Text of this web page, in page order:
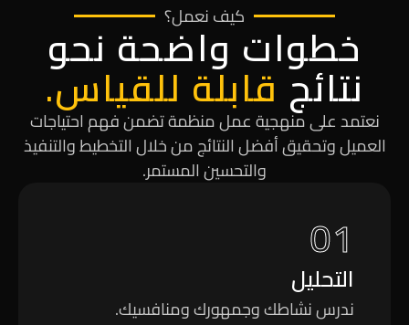
كيف نعمل؟
خطوات واضحة نحو
نتائج قابلة للقياس.
نعتمد على منهجية عمل منظمة تضمن فهم احتياجات
العميل وتحقيق أفضل النتائج من خلال التخطيط والتنفيذ
والتحسين المستمر.
01
التحليل
ندرس نشاطك وجمهورك ومنافسيك.